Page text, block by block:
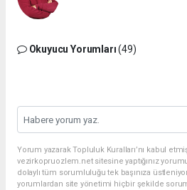
Okuyucu Yorumları(49)
Yorum yazarak Topluluk Kuralları’nı kabul
vezirkopruozlem.net sitesine yaptığınız
dolaylı tüm sorumluluğu tek başınıza
yorumlardan site yönetimi hiçbir şekilde